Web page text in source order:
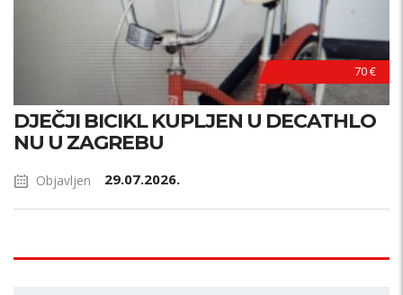
70 €
DJEČJI BICIKL KUPLJEN U DECATHLO
NU U ZAGREBU
Objavljen 29.07.2026.